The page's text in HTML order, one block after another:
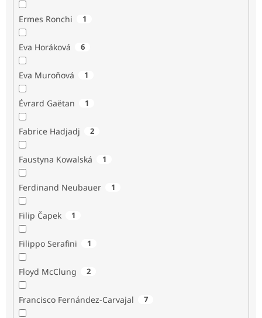
Ermes Ronchi 1
Eva Horáková 6
Eva Muroňová 1
Évrard Gaëtan 1
Fabrice Hadjadj 2
Faustyna Kowalská 1
Ferdinand Neubauer 1
Filip Čapek 1
Filippo Serafini 1
Floyd McClung 2
Francisco Fernández-Carvajal 7